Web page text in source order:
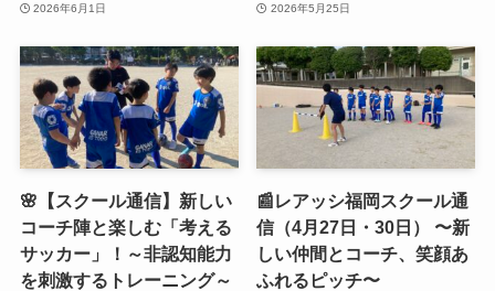
2026年6月1日 2026年5月25日
🌸【スクール通信】新しい
コーチ陣と楽しむ「考える
サッカー」！～非認知能力
を刺激するトレーニング～
📰レアッシ福岡スクール通
信（4月27日・30日） 〜新
しい仲間とコーチ、笑顔あ
ふれるピッチ〜